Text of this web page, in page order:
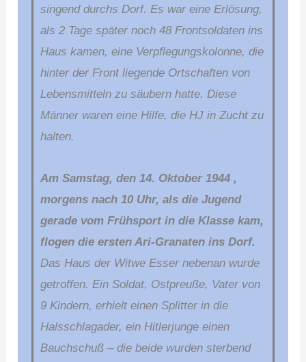
singend durchs Dorf. Es war eine Erlösung,
als 2 Tage später noch 48 Frontsoldaten ins
Haus kamen, eine Verpflegungskolonne, die
hinter der Front liegende Ortschaften von
Lebensmitteln zu säubern hatte. Diese
Männer waren eine Hilfe, die HJ in Zucht zu
halten.
Am Samstag, den 14. Oktober 1944 ,
morgens nach 10 Uhr, als die Jugend
gerade vom Frühsport in die Klasse kam,
flogen die ersten Ari-Granaten ins Dorf.
Das Haus der Witwe Esser nebenan wurde
getroffen. Ein Soldat, Ostpreuße, Vater von
9 Kindern, erhielt einen Splitter in die
Halsschlagader, ein Hitlerjunge einen
Bauchschuß – die beide wurden sterbend